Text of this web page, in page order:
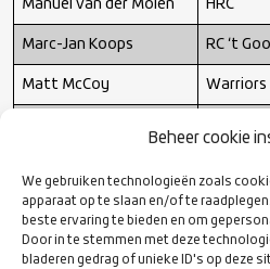
Beheer cookie
We gebruiken technologieën zoals
apparaat op te slaan en/of te
beste ervaring te bieden en om
Door in te stemmen met deze
bladeren gedrag of unieke ID's op deze
Manuel van der Molen HRC
Marc-Jan Koops RC ‘t
Matt McCoy Warriors
Mika Slagt RC Delft
Mitch Meerloo HRC